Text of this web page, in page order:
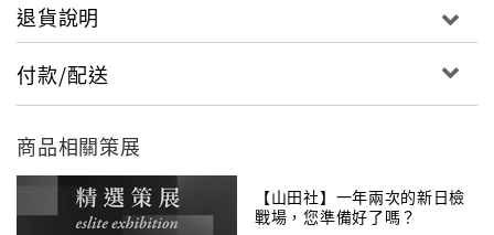
詞、中譯、用法、語源、補充資料等等，讓您精確瞭解
單字各層面的字義，活用的領域更加廣泛，也能全面強
化記憶，幫助學習。
2. 例句王─活用單字的勝者學習法：
活用單字才是勝者的學習法，怎麼活用呢？書中每個單
字下面帶出一個例句，例句精選該單字常接續的詞彙、
常使用的場合、常見的表現、配合同級所有文法，還有
退貨說明
付款/配送
商品相關策展
【山田社】一年兩次的新日檢
戰場，您準備好了嗎？